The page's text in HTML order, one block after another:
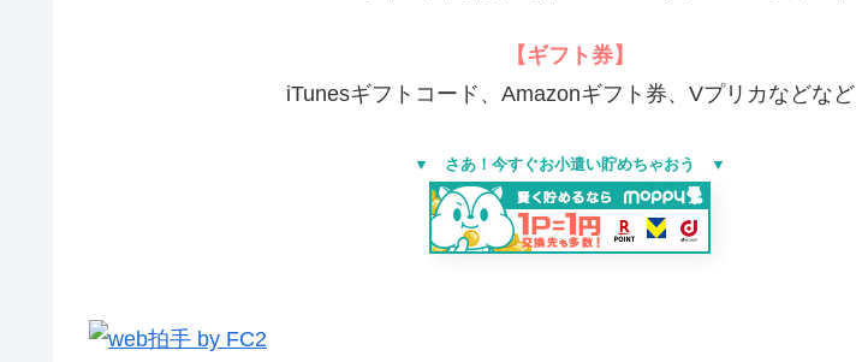
【ギフト券】
iTunesギフトコード、Amazonギフト券、Vプリカなどなど
▼ さあ！今すぐお小遣い貯めちゃおう ▼